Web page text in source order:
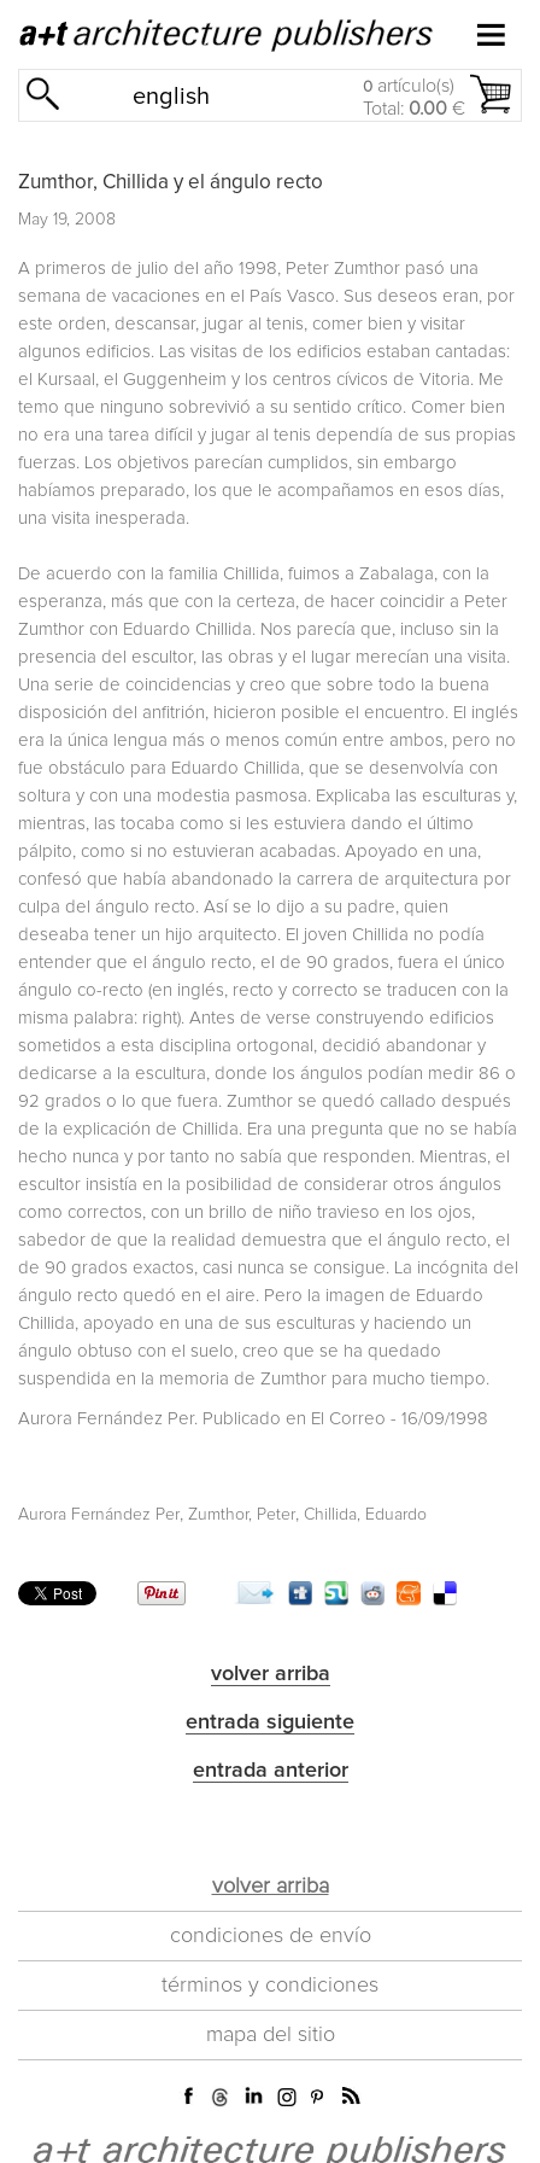
english 0 artículo(s)
Total: 0.00 €
Zumthor, Chillida y el ángulo recto
May 19, 2008
A primeros de julio del año 1998, Peter Zumthor pasó una
semana de vacaciones en el País Vasco. Sus deseos eran, por
este orden, descansar, jugar al tenis, comer bien y visitar
algunos edificios. Las visitas de los edificios estaban cantadas:
el Kursaal, el Guggenheim y los centros cívicos de Vitoria. Me
temo que ninguno sobrevivió a su sentido crítico. Comer bien
no era una tarea difícil y jugar al tenis dependía de sus propias
fuerzas. Los objetivos parecían cumplidos, sin embargo
habíamos preparado, los que le acompañamos en esos días,
una visita inesperada.
De acuerdo con la familia Chillida, fuimos a Zabalaga, con la
esperanza, más que con la certeza, de hacer coincidir a Peter
Zumthor con Eduardo Chillida. Nos parecía que, incluso sin la
presencia del escultor, las obras y el lugar merecían una visita.
Una serie de coincidencias y creo que sobre todo la buena
disposición del anfitrión, hicieron posible el encuentro. El inglés
era la única lengua más o menos común entre ambos, pero no
fue obstáculo para Eduardo Chillida, que se desenvolvía con
soltura y con una modestia pasmosa. Explicaba las esculturas y,
mientras, las tocaba como si les estuviera dando el último
pálpito, como si no estuvieran acabadas. Apoyado en una,
confesó que había abandonado la carrera de arquitectura por
culpa del ángulo recto. Así se lo dijo a su padre, quien
deseaba tener un hijo arquitecto. El joven Chillida no podía
entender que el ángulo recto, el de 90 grados, fuera el único
ángulo co-recto (en inglés, recto y correcto se traducen con la
misma palabra: right). Antes de verse construyendo edificios
sometidos a esta disciplina ortogonal, decidió abandonar y
dedicarse a la escultura, donde los ángulos podían medir 86 o
92 grados o lo que fuera. Zumthor se quedó callado después
de la explicación de Chillida. Era una pregunta que no se había
hecho nunca y por tanto no sabía que responden. Mientras, el
escultor insistía en la posibilidad de considerar otros ángulos
como correctos, con un brillo de niño travieso en los ojos,
sabedor de que la realidad demuestra que el ángulo recto, el
de 90 grados exactos, casi nunca se consigue. La incógnita del
ángulo recto quedó en el aire. Pero la imagen de Eduardo
Chillida, apoyado en una de sus esculturas y haciendo un
ángulo obtuso con el suelo, creo que se ha quedado
suspendida en la memoria de Zumthor para mucho tiempo.
Aurora Fernández Per. Publicado en El Correo - 16/09/1998
Aurora Fernández Per Zumthor, Peter Chillida, Eduardo
volver arriba
entrada siguiente
entrada anterior
volver arriba
condiciones de envío
términos y condiciones
mapa del sitio